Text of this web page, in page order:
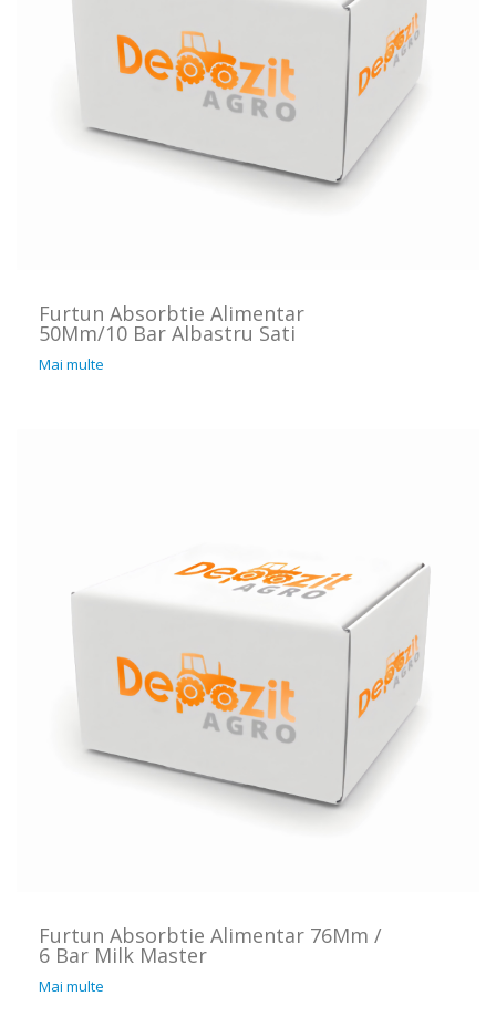
Furtun Absorbtie Alimentar
50Mm/10 Bar Albastru Sati
Mai multe
Furtun Absorbtie Alimentar 76Mm /
6 Bar Milk Master
Mai multe